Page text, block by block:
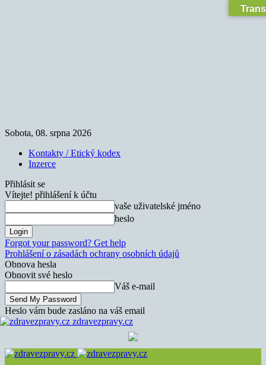
Sobota, 08. srpna 2026
Kontakty / Etický kodex
Inzerce
Přihlásit se
Vítejte! přihlášení k účtu
vaše uživatelské jméno
heslo
Forgot your password? Get help
Prohlášení o zásadách ochrany osobních údajů
Obnova hesla
Obnovit své heslo
Váš e-mail
Heslo vám bude zasláno na váš email
zdravezpravy.cz